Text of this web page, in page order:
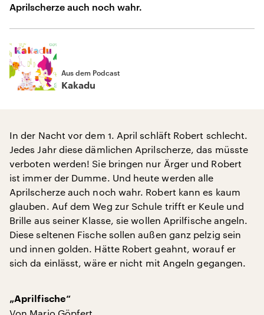
Aprilscherze auch noch wahr.
Aus dem Podcast
Kakadu
In der Nacht vor dem 1. April schläft Robert schlecht.
Jedes Jahr diese dämlichen Aprilscherze, das müsste
verboten werden! Sie bringen nur Ärger und Robert
ist immer der Dumme. Und heute werden alle
Aprilscherze auch noch wahr. Robert kann es kaum
glauben. Auf dem Weg zur Schule trifft er Keule und
Brille aus seiner Klasse, sie wollen Aprilfische angeln.
Diese seltenen Fische sollen außen ganz pelzig sein
und innen golden. Hätte Robert geahnt, worauf er
sich da einlässt, wäre er nicht mit Angeln gegangen.
„Aprilfische“
Von Mario Göpfert